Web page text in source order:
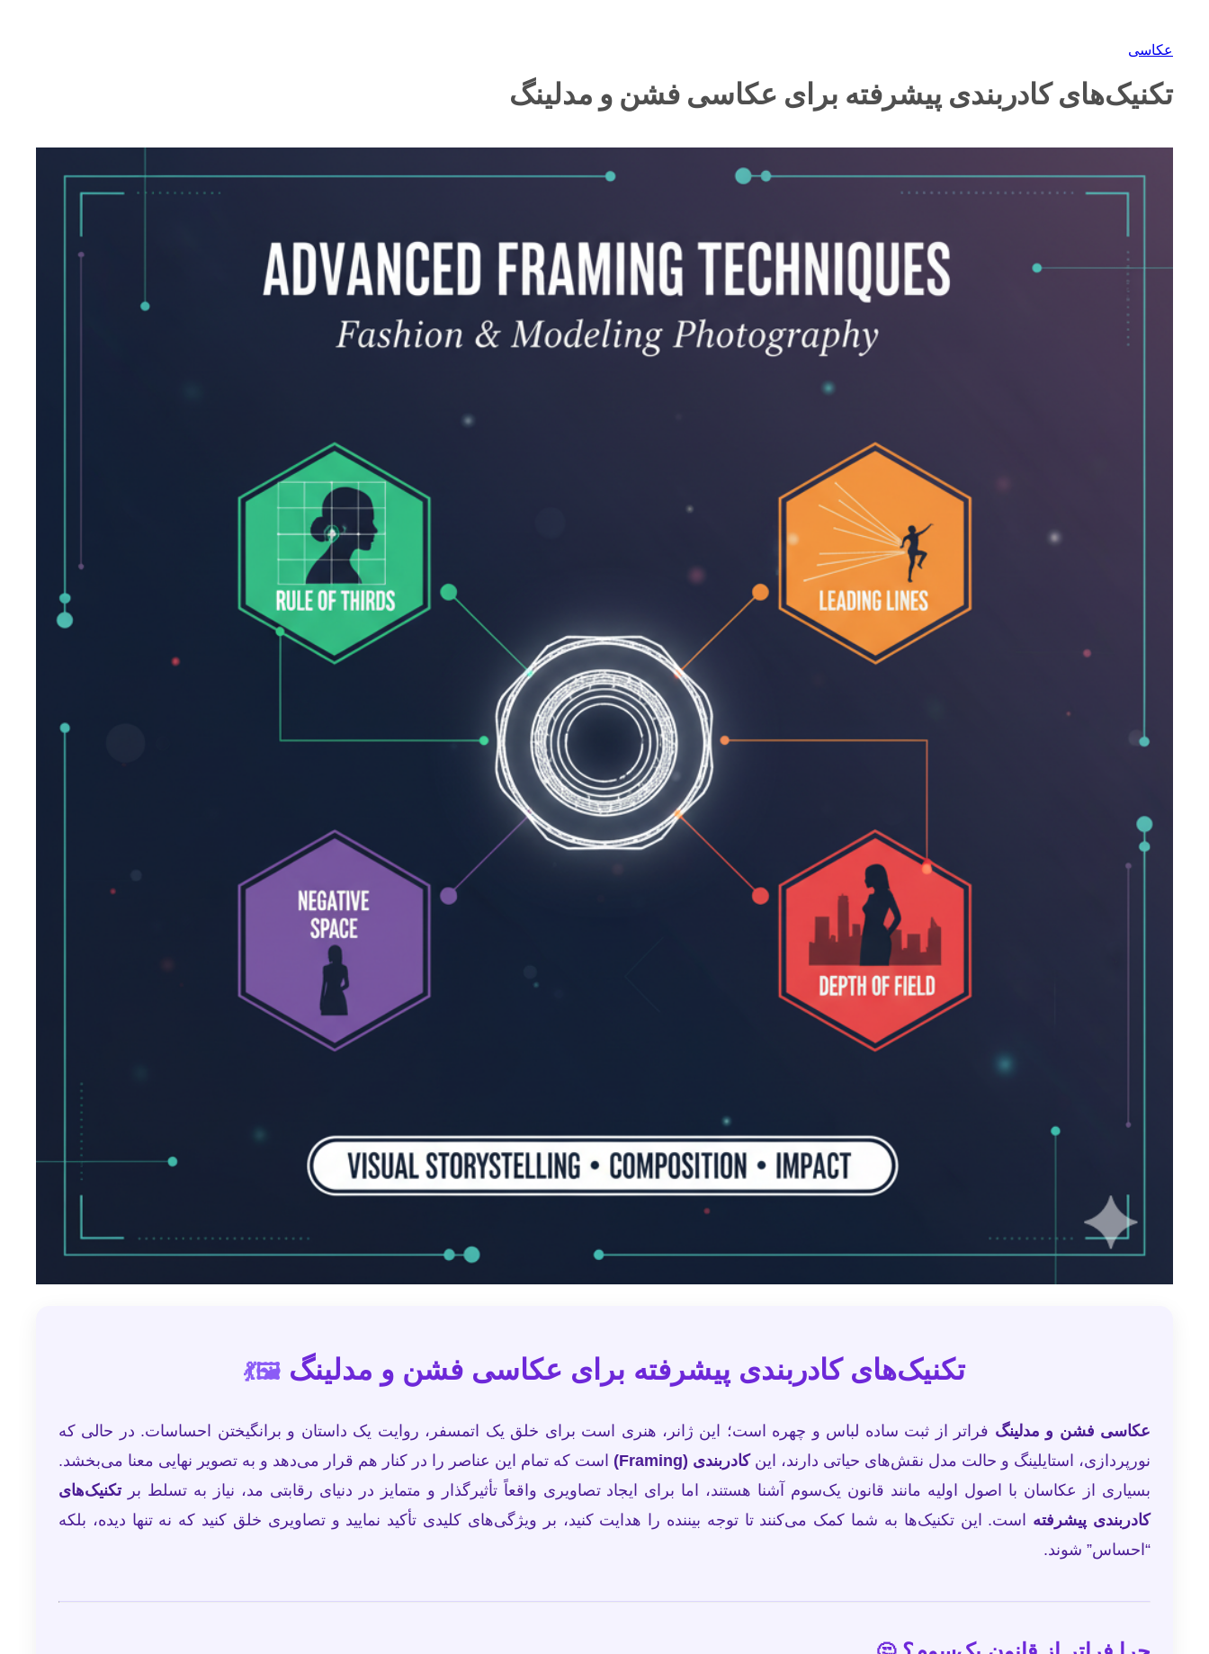
عکاسی
تکنیک‌های کادربندی پیشرفته برای عکاسی فشن و مدلینگ
تکنیک‌های کادربندی پیشرفته برای عکاسی فشن و مدلینگ 🖼️💃
عکاسی فشن و مدلینگ فراتر از ثبت ساده لباس و چهره است؛ این ژانر، هنری است برای خلق یک اتمسفر، روایت یک داستان و برانگیختن احساسات. در حالی که
نورپردازی، استایلینگ و حالت مدل نقش‌های حیاتی دارند، اینکادربندی (Framing)
است که تمام این عناصر را در کنار هم قرار می‌دهد و به تصویر نهایی معنا می‌بخشد.
بسیاری از عکاسان با اصول اولیه مانند قانون یک‌سوم آشنا هستند، اما برای ایجاد تصاویری واقعاً تأثیرگذار و متمایز در دنیای رقابتی مد، نیاز به تسلط برتکنیک‌های
کادربندی پیشرفته است. این تکنیک‌ها به شما کمک می‌کنند تا توجه بیننده را هدایت کنید، بر ویژگی‌های کلیدی تأکید نمایید و تصاویری خلق کنید که نه تنها دیده، بلکه
“احساس” شوند.